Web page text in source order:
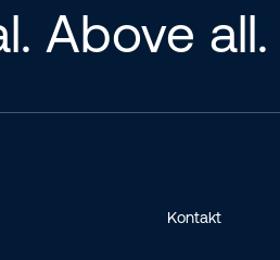
Above all.
Kontakt